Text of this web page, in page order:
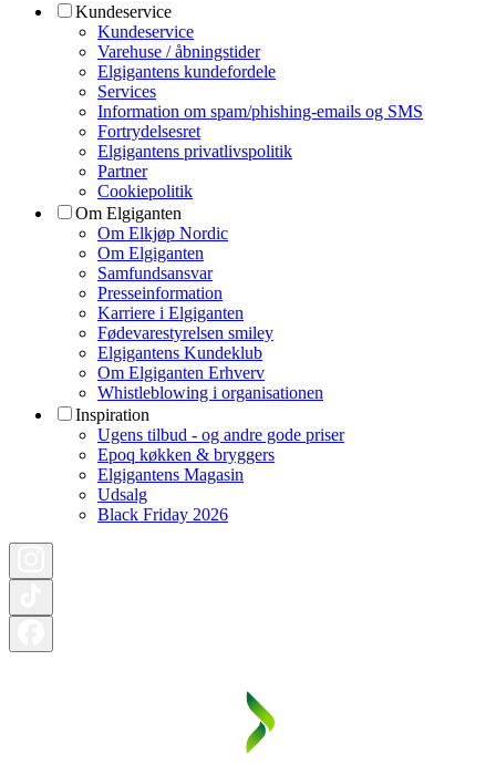
Kundeservice
Kundeservice
Varehuse / åbningstider
Elgigantens kundefordele
Services
Information om spam/phishing-emails og SMS
Fortrydelsesret
Elgigantens privatlivspolitik
Partner
Cookiepolitik
Om Elgiganten
Om Elkjøp Nordic
Om Elgiganten
Samfundsansvar
Presseinformation
Karriere i Elgiganten
Fødevarestyrelsen smiley
Elgigantens Kundeklub
Om Elgiganten Erhverv
Whistleblowing i organisationen
Inspiration
Ugens tilbud - og andre gode priser
Epoq køkken & bryggers
Elgigantens Magasin
Udsalg
Black Friday 2026